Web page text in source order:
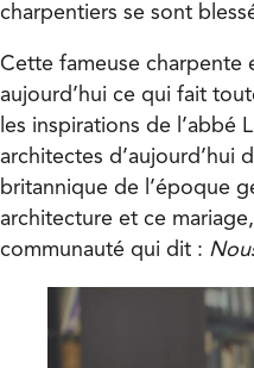
charpentiers se sont
Cette fameuse charpente
aujourd’hui ce qui fait
les inspirations de l’abbé
architectes d’aujourd’hui
britannique de l’époque
architecture et ce
communauté qui dit :